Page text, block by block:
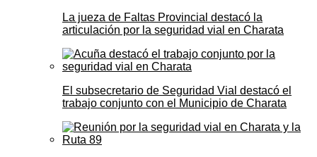
La jueza de Faltas Provincial destacó la
articulación por la seguridad vial en Charata
El subsecretario de Seguridad Vial destacó el
trabajo conjunto con el Municipio de Charata